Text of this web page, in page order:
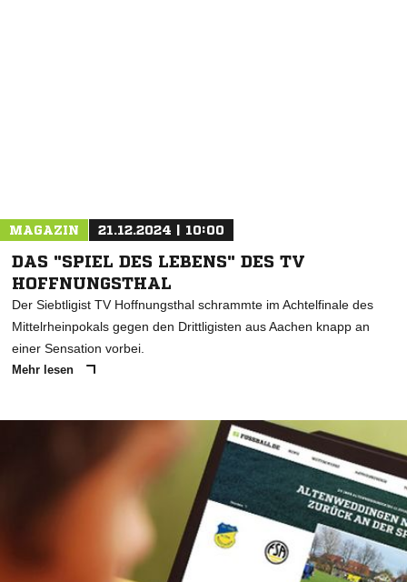
MAGAZIN 21.12.2024 | 10:00
DAS "SPIEL DES LEBENS" DES TV
HOFFNUNGSTHAL
Der Siebtligist TV Hoffnungsthal schrammte im Achtelfinale des
Mittelrheinpokals gegen den Drittligisten aus Aachen knapp an
einer Sensation vorbei.
Mehr lesen